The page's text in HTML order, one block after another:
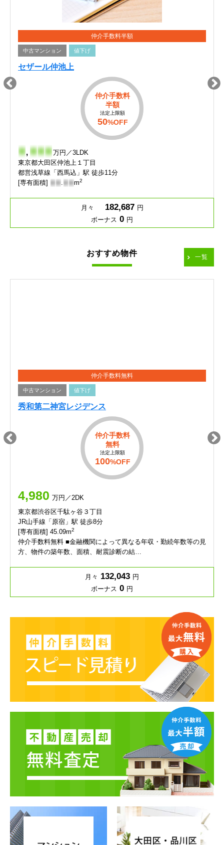
仲介手数料半額
中古マンション 値下げ
セザール仲池上
仲介手数料
半額
法定上限額
50%OFF
- ,- - - 万円／3LDK
東京都大田区仲池上１丁目
都営浅草線「西馬込」駅 徒歩11分
[専有面積] - - .- - m2
月々 182,687 円
ボーナス 0 円
おすすめ物件 一覧
仲介手数料無料
中古マンション 値下げ
秀和第二神宮レジデンス
仲介手数料
無料
法定上限額
100%OFF
4,980 万円／2DK
東京都渋谷区千駄ヶ谷３丁目
JR山手線「原宿」駅 徒歩8分
[専有面積] 45.09m2
仲介手数料無料 ■金融機関によって異なる年収・勤続年数等の見
方、物件の築年数、面積、耐震診断の結…
月々 132,043 円
ボーナス 0 円